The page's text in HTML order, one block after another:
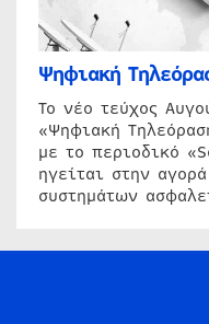
Ψηφιακή
Το νέο τεύχος
«Ψηφιακή
με το περιοδικό
ηγείται στην
συστημάτων